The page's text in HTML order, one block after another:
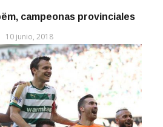
campeonas provinciales
10 junio, 2018